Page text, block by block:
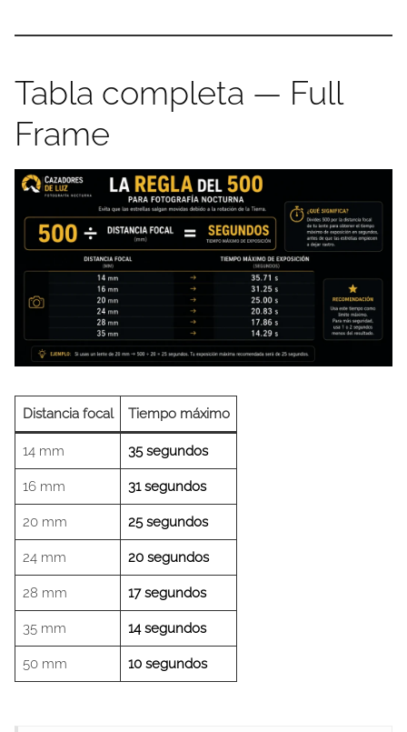
Tabla completa — Full
Frame
Distancia focal Tiempo máximo
14 mm 35 segundos
16 mm 31 segundos
20 mm 25 segundos
24 mm 20 segundos
28 mm 17 segundos
35 mm 14 segundos
50 mm 10 segundos